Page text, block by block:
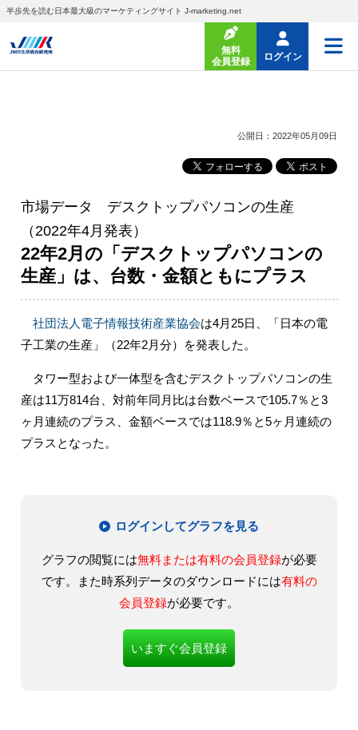
半歩先を読む日本最大級のマーケティングサイト J-marketing.net
無料
会員登録
ログイン
公開日：2022年05月09日
市場データ デスクトップパソコンの生産
（2022年4月発表）
22年2月の「デスクトップパソコンの
生産」は、台数・金額ともにプラス
社団法人電子情報技術産業協会は4月25日、「日本の電
子工業の生産」（22年2月分）を発表した。
タワー型および一体型を含むデスクトップパソコンの生
産は11万814台、対前年同月比は台数ベースで105.7％と3
ヶ月連続のプラス、金額ベースでは118.9％と5ヶ月連続の
プラスとなった。
ログインしてグラフを見る
グラフの閲覧には無料または有料の会員登録が必要
です。また時系列データのダウンロードには有料の
会員登録が必要です。
いますぐ会員登録